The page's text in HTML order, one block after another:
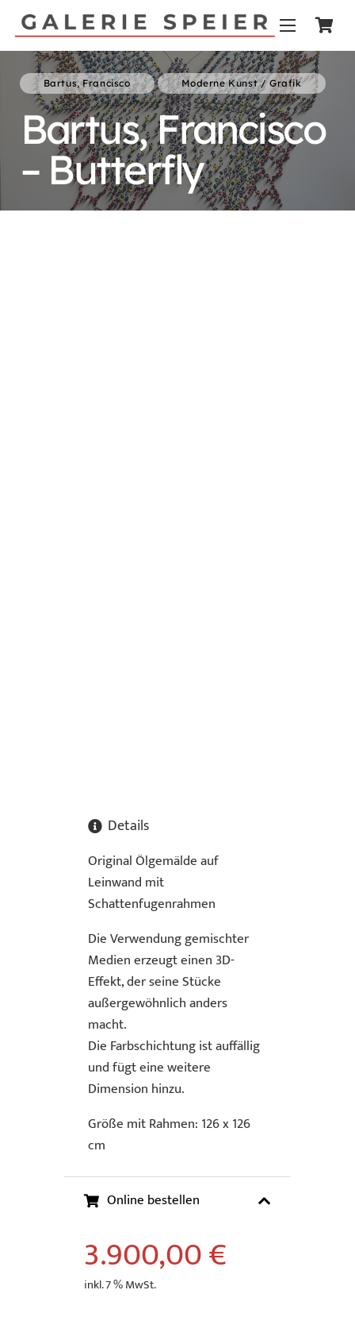
Bartus, Francisco Moderne Kunst / Grafik
Bartus, Francisco
– Butterfly
Details
Original Ölgemälde auf
Leinwand mit
Schattenfugenrahmen
Die Verwendung gemischter
Medien erzeugt einen 3D-
Effekt, der seine Stücke
außergewöhnlich anders
macht.
Die Farbschichtung ist auffällig
und fügt eine weitere
Dimension hinzu.
Größe mit Rahmen: 126 x 126
cm
Online bestellen
3.900,00€
inkl. 7 % MwSt.